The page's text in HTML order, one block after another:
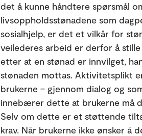
det å kunne håndtere spørsmål
livsoppholdsstønadene som
sosialhjelp, er det et vilkår for
veilederes arbeid er derfor å
etter at en stønad er innvilget,
stønaden mottas. Aktivitetsplikt
brukerne – gjennom dialog og
innebærer dette at brukerne må
Selv om dette er et støttende
krav. Når brukerne ikke ønsker å